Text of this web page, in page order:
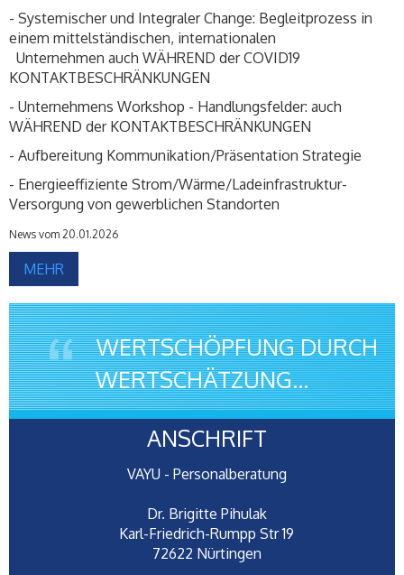
- Systemischer und Integraler Change: Begleitprozess in
einem mittelständischen, internationalen
Unternehmen auch WÄHREND der COVID19
KONTAKTBESCHRÄNKUNGEN
- Unternehmens Workshop - Handlungsfelder: auch
WÄHREND der KONTAKTBESCHRÄNKUNGEN
- Aufbereitung Kommunikation/Präsentation Strategie
- Energieeffiziente Strom/Wärme/Ladeinfrastruktur-
Versorgung von gewerblichen Standorten
News vom 20.01.2026
MEHR
WERTSCHÖPFUNG DURCH
WERTSCHÄTZUNG...
ANSCHRIFT
VAYU - Personalberatung
Dr. Brigitte Pihulak
Karl-Friedrich-Rumpp Str 19
72622 Nürtingen